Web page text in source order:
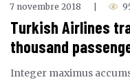
7 novembre 2018
Turkish Airlines
thousand
Integer maximus